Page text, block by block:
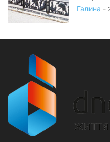
Галина -